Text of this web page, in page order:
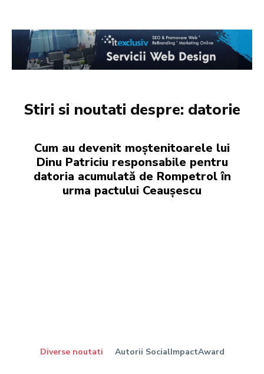
Stiri si noutati despre: datorie
Cum au devenit moștenitoarele lui
Dinu Patriciu responsabile pentru
datoria acumulată de Rompetrol în
urma pactului Ceaușescu
Diverse noutati Autorii SocialImpactAward